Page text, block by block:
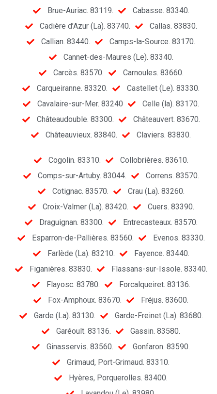
Brue-Auriac. 83119.
Cabasse. 83340.
Cadière d’Azur (La). 83740.
Callas. 83830.
Callian. 83440.
Camps-la-Source. 83170.
Cannet-des-Maures (Le). 83340.
Carcès. 83570.
Carnoules. 83660.
Carqueiranne. 83320.
Castellet (Le). 83330.
Cavalaire-sur-Mer. 83240
Celle (la). 83170.
Châteaudouble. 83300.
Châteauvert. 83670.
Châteauvieux. 83840.
Claviers. 83830.
Cogolin. 83310.
Collobrières. 83610.
Comps-sur-Artuby. 83044.
Correns. 83570.
Cotignac. 83570.
Crau (La). 83260.
Croix-Valmer (La). 83420.
Cuers. 83390.
Draguignan. 83300.
Entrecasteaux. 83570.
Esparron-de-Pallières. 83560.
Evenos. 83330.
Farlède (La). 83210.
Fayence. 83440.
Figanières. 83830.
Flassans-sur-Issole. 83340.
Flayosc. 83780.
Forcalqueiret. 83136.
Fox-Amphoux. 83670.
Fréjus. 83600.
Garde (La). 83130.
Garde-Freinet (La). 83680.
Garéoult. 83136.
Gassin. 83580.
Ginasservis. 83560.
Gonfaron. 83590.
Grimaud, Port-Grimaud. 83310.
Hyères, Porquerolles. 83400.